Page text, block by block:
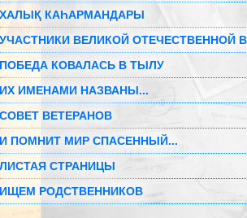
ХАЛЫҚ КАҺАРМАНДАРЫ
УЧАСТНИКИ ВЕЛИКОЙ ОТЕЧЕСТВЕННОЙ
ПОБЕДА КОВАЛАСЬ В ТЫЛУ
ИХ ИМЕНАМИ НАЗВАНЫ...
СОВЕТ ВЕТЕРАНОВ
И ПОМНИТ МИР СПАСЕННЫЙ...
ЛИСТАЯ СТРАНИЦЫ
ИЩЕМ РОДСТВЕННИКОВ